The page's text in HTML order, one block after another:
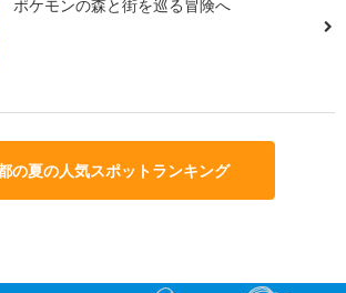
ポケモンの森と街を巡る冒険へ
の夏の人気スポットランキング